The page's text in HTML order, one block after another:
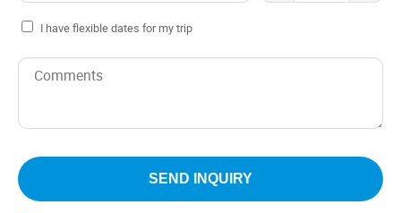
I have flexible dates for my trip